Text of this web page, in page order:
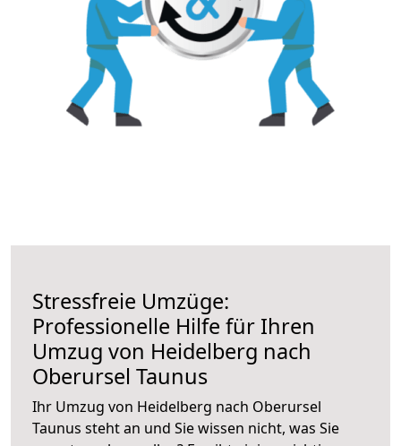
Stressfreie Umzüge:
Professionelle Hilfe für Ihren
Umzug von Heidelberg nach
Oberursel Taunus
Ihr Umzug von Heidelberg nach Oberursel
Taunus steht an und Sie wissen nicht, was Sie